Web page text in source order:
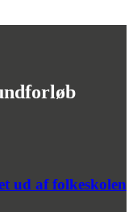
ud af folkeskolen